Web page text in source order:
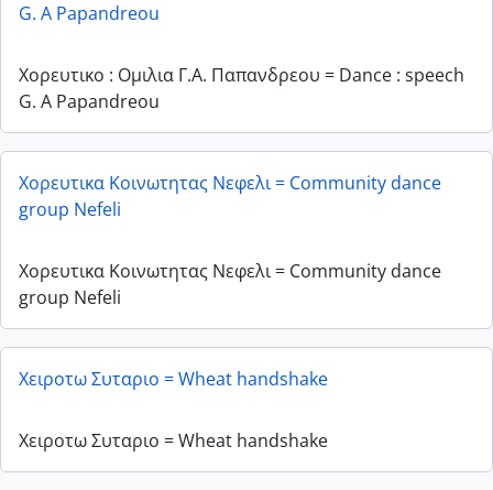
G. A Papandreou
Χορευτικο : Ομιλια Γ.Α. Παπανδρεου = Dance : speech
G. A Papandreou
Χορευτικα Κοινωτητας Νεφελι = Community dance
group Nefeli
Χορευτικα Κοινωτητας Νεφελι = Community dance
group Nefeli
Χειροτω Συταριο = Wheat handshake
Χειροτω Συταριο = Wheat handshake